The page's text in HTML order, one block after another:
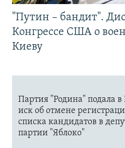
"Путин – бандит".
Конгрессе США о
Киеву